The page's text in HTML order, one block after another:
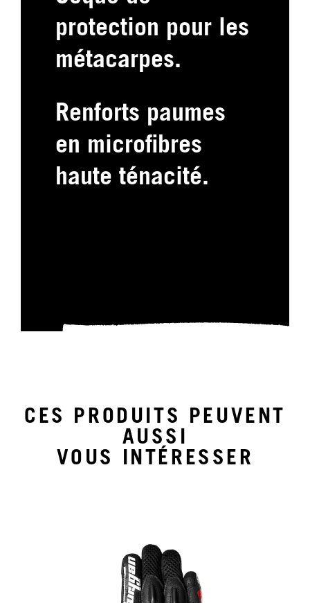
protection pour les
métacarpes.
Renforts paumes
en microfibres
haute ténacité.
CES PRODUITS PEUVENT
AUSSI
VOUS INTÉRESSER